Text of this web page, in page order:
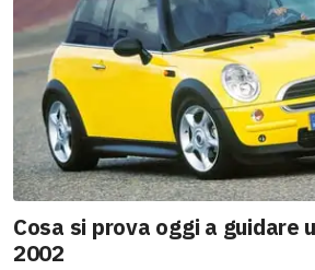
Cosa si prova oggi a guidare
2002